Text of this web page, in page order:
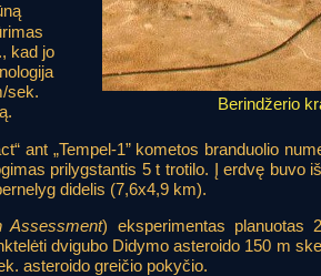
Berindžerio
kad jo
sek.
ant „Tempel-1” kometos branduolio
prilygstantis 5 t trotilo. Į erdvę buvo
didelis (7,6x4,9 km).
Assessment) eksperimentas planuotas
dvigubo Didymo asteroido 150 m
asteroido greičio pokyčio.